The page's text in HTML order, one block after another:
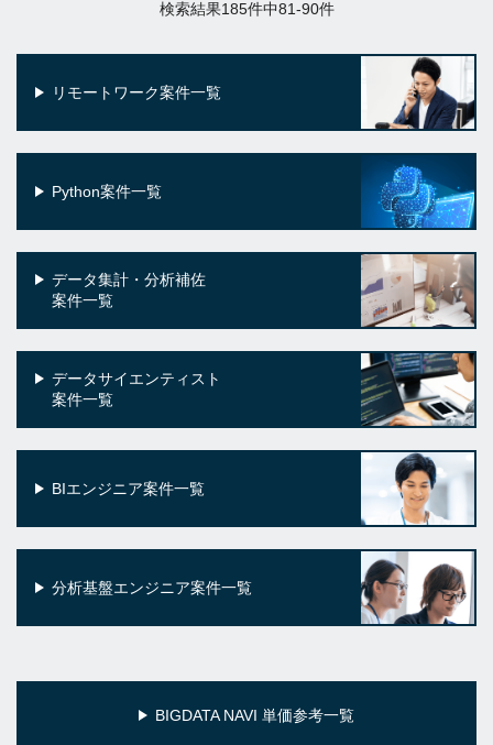
検索結果185件中81-90件
リモートワーク案件一覧
Python案件一覧
データ集計・分析補佐
案件一覧
データサイエンティスト
案件一覧
BIエンジニア案件一覧
分析基盤エンジニア案件一覧
BIGDATA NAVI 単価参考一覧